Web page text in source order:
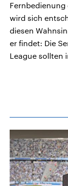
Fernbedienung
wird sich
diesen
er findet: Die
League sollten